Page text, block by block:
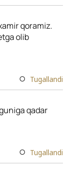
qoramiz.
olib
Tugallandi
qadar
Tugallandi